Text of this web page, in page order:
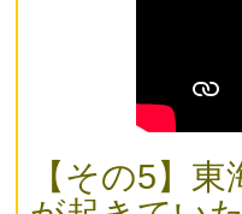
【その5】